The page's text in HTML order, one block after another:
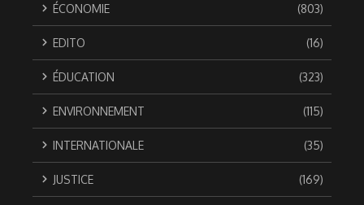
ÉCONOMIE (803)
EDITO (16)
ÉDUCATION (323)
ENVIRONNEMENT (115)
INTERNATIONALE (35)
JUSTICE (169)